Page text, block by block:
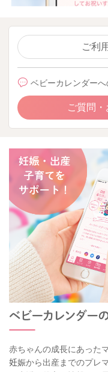
ご利
ベビーカレンダー
ご質問
赤ちゃんの成長にあった
妊娠から出産までのプレ